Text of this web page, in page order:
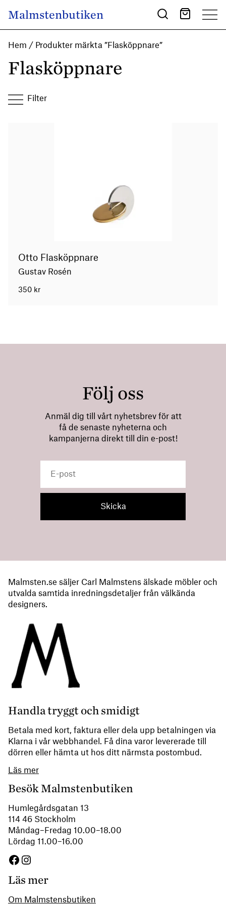
Main Navigation
Malmstenbutiken
Hem / Produkter märkta ”Flasköppnare”
Flasköppnare
Filter
Otto Flasköppnare
Gustav Rosén
350 kr
Följ oss
Anmäl dig till vårt nyhetsbrev för att
få de senaste nyheterna och
kampanjerna direkt till din e-post!
Malmsten.se säljer Carl Malmstens älskade möbler och
utvalda samtida inredningsdetaljer från välkända
designers.
Handla tryggt och smidigt
Betala med kort, faktura eller dela upp betalningen via
Klarna i vår webbhandel. Få dina varor levererade till
dörren eller hämta ut hos ditt närmsta postombud.
Läs mer
Besök Malmstenbutiken
Humlegårdsgatan 13
114 46 Stockholm
Måndag–Fredag 10.00–18.00
Lördag 11.00–16.00
Facebook
Instagram
Läs mer
Om Malmstensbutiken